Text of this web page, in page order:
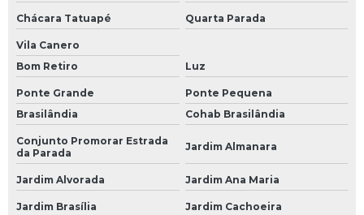
Loja de Bateria 150 Amperes para Caminhão
Loja de Bateria Caminhão
Loja de Bateria de 150 Amperes para Caminhão
Loja de Bateria de Caminhão 150 Amperes
Loja de Bateria de Caminhão 180 Amperes
Loja de Bateria de Caminhão Moura
Loja de Bateria Moura de Caminhão
Chácara Tatuapé Quarta Parada
Vila Canero
Bom Retiro
Luz
Ponte Grande
Ponte Pequena
Brasilândia
Cohab Brasilândia
Conjunto Promorar Estrada
da Parada
Jardim Almanara
Jardim Alvorada Jardim Ana Maria
Jardim Brasília Jardim Cachoeira